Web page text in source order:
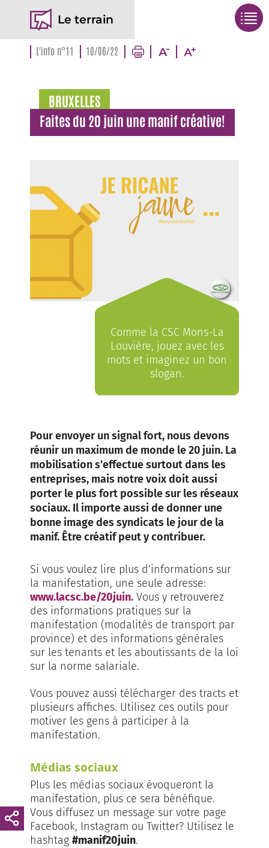
Le terrain
L'info n°11 10/06/22
BRUXELLES
Faites du 20 juin une manif créative!
Comme la CSC Mons-La
Louvière, jouez avec les
mots et imaginez un bon
slogan.
Pour envoyer un signal fort, nous devons
réunir un maximum de monde le 20 juin. La
mobilisation s’effectue surtout dans les
entreprises, mais notre voix doit aussi
porter le plus fort possible sur les réseaux
sociaux. Il importe aussi de donner une
bonne image des syndicats le jour de la
manif. Être créatif peut y contribuer.
Si vous voulez lire plus d’informations sur
la manifestation, une seule adresse:
www.lacsc.be/20juin. Vous y retrouverez
des informations pratiques sur la
manifestation (modalités de transport par
province) et des informations générales
sur les tenants et les aboutissants de la loi
sur la norme salariale.
Vous pouvez aussi télécharger des tracts et
plusieurs affiches. Utilisez ces outils pour
motiver les gens à participer à la
manifestation.
Médias sociaux
Plus les médias sociaux évoqueront la
manifestation, plus ce sera bénéfique.
Vous diffusez un message sur votre page
Facebook, Instagram ou Twitter? Utilisez le
hashtag #manif20juin.